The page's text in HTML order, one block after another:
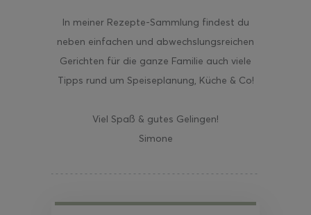
In meiner Rezepte-Sammlung findest du
neben einfachen und abwechslungsreichen
Gerichten für die ganze Familie auch viele
Tipps rund um Speiseplanung, Küche & Co!
Viel Spaß & gutes Gelingen!
Simone